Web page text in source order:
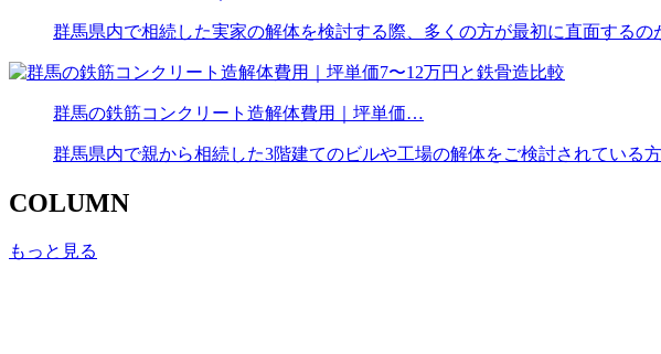
群馬県内で相続した実家の解体を検討する際、多くの方が最初に直面する
群馬の鉄筋コンクリート造解体費用｜坪単価…
群馬県内で親から相続した3階建てのビルや工場の解体をご検討されている
COLUMN
もっと見る